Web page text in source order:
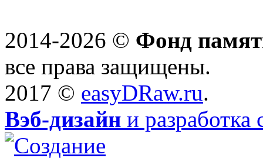
2014-2026 © Фонд
все права защищены.
2017 © easyDRaw.ru.
Вэб-дизайн и разработка